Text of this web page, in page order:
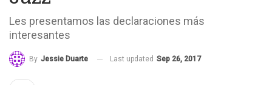
Les presentamos las declaraciones más
interesantes
By Jessie Duarte Last updated Sep 26, 2017